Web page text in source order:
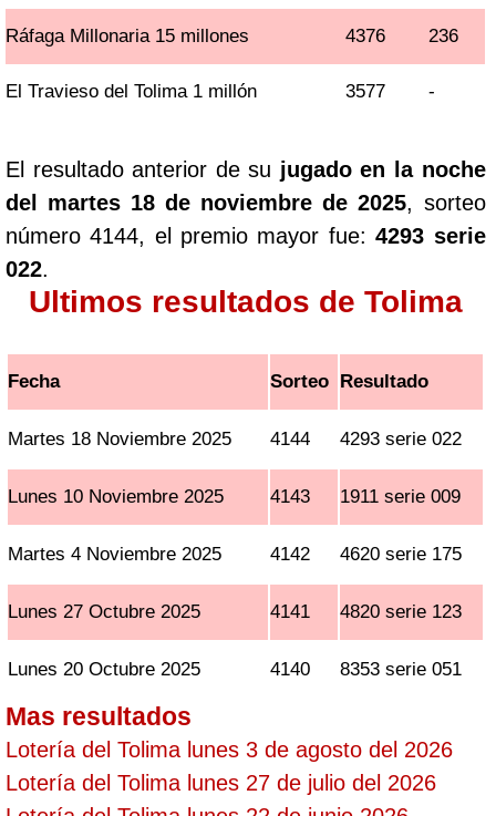
Ráfaga Millonaria 15 millones 4376 236
El Travieso del Tolima 1 millón 3577 -
El resultado anterior de su jugado en la noche
del martes 18 de noviembre de 2025, sorteo
número 4144, el premio mayor fue:4293 serie
022.
Ultimos resultados de Tolima
Fecha Sorteo Resultado
Martes 18 Noviembre 2025 4144 4293 serie 022
Lunes 10 Noviembre 2025 4143 1911 serie 009
Martes 4 Noviembre 2025 4142 4620 serie 175
Lunes 27 Octubre 2025 4141 4820 serie 123
Lunes 20 Octubre 2025 4140 8353 serie 051
Mas resultados
Lotería del Tolima lunes 3 de agosto del 2026
Lotería del Tolima lunes 27 de julio del 2026